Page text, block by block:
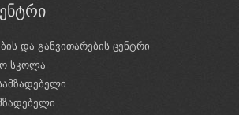
და განვითარების ცენტრი
სკოლა